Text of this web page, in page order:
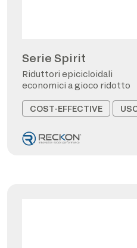
Serie Spirit
Riduttori epicicloidali
economici a gioco ridotto
COST-EFFECTIVE